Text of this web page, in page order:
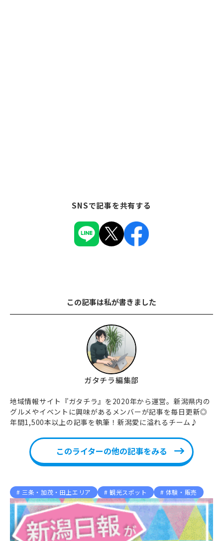
SNSで記事を共有する
この記事は私が書きました
ガタチラ編集部
地域情報サイト『ガタチラ』を2020年から運営。新潟県内の
グルメやイベントに興味があるメンバーが記事を毎日更新◎
年間1,500本以上の記事を執筆！新潟愛に溢れるチーム♪
このライターの他の記事をみる
三条・加茂・田上エリア 観光スポット 体験・販売